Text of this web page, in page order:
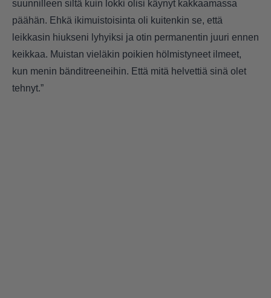
suunnilleen siltä kuin lokki olisi käynyt kakkaamassa
päähän. Ehkä ikimuistoisinta oli kuitenkin se, että
leikkasin hiukseni lyhyiksi ja otin permanentin juuri ennen
keikkaa. Muistan vieläkin poikien hölmistyneet ilmeet,
kun menin bänditreeneihin. Että mitä helvettiä sinä olet
tehnyt.”